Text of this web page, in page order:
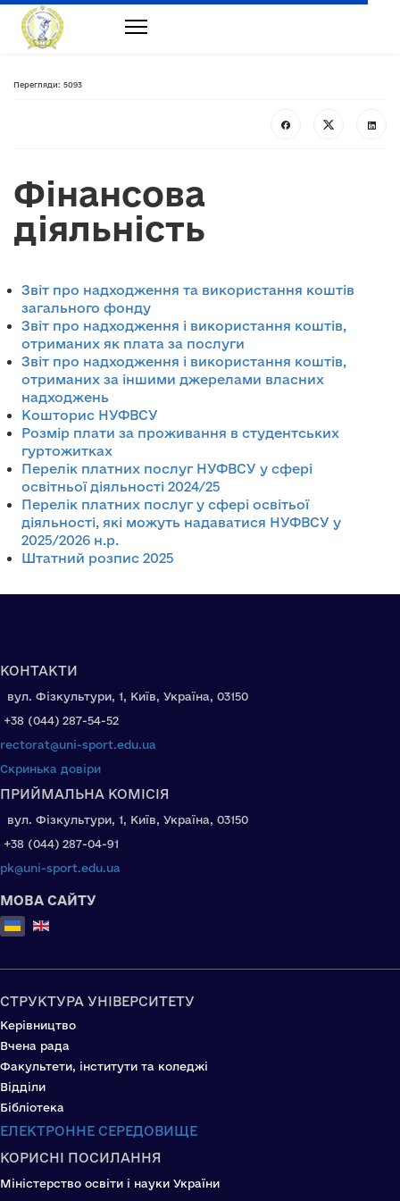
Перегляди: 5093
Фінансова
діяльність
Звіт про надходження та використання коштів
загального фонду
Звіт про надходження і використання коштів,
отриманих як плата за послуги
Звіт про надходження і використання коштів,
отриманих за іншими джерелами власних
надходжень
Кошторис НУФВСУ
Розмір плати за проживання в студентських
гуртожитках
Перелік платних послуг НУФВСУ у сфері
освітньої діяльності 2024/25
Перелік платних послуг у сфері освітьої
діяльності, які можуть надаватися НУФВСУ у
2025/2026 н.р.
Штатний розпис 2025
КОНТАКТИ
вул. Фізкультури, 1, Київ, Україна, 03150
+38 (044) 287-54-52
rectorat@uni-sport.edu.ua
Скринька довіри
ПРИЙМАЛЬНА КОМІСІЯ
вул. Фізкультури, 1, Київ, Україна, 03150
+38 (044) 287-04-91
pk@uni-sport.edu.ua
МОВА САЙТУ
Оберіть свою мову
СТРУКТУРА УНІВЕРСИТЕТУ
Керівництво
Вчена рада
Факультети, інститути та коледжі
Відділи
Бібліотека
ЕЛЕКТРОННЕ СЕРЕДОВИЩЕ
КОРИСНІ ПОСИЛАННЯ
Міністерство освіти і науки України